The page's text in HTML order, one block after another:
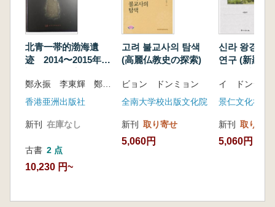
北青一帯的渤海遺
迹 2014〜2015年度
鄭永振 李東輝 鄭京日著
香港亜洲出版社
新刊 在庫なし
古書 2 点
10,230 円~
고려 불교사의 탐색
(高麗仏教史の探索)
ビョン ドンミョン
全南大学校出版文化院
新刊 取り寄せ
5,060円
신라 왕경 형
연구 (新羅王
イ ドンジュ
景仁文化社
新刊 取り寄せ
5,060円